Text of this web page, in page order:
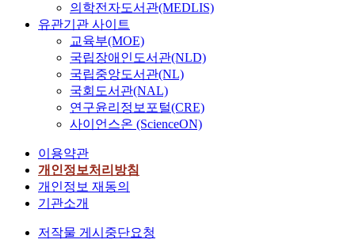
의학전자도서관(MEDLIS)
유관기관 사이트
교육부(MOE)
국립장애인도서관(NLD)
국립중앙도서관(NL)
국회도서관(NAL)
연구윤리정보포털(CRE)
사이언스온 (ScienceON)
이용약관
개인정보처리방침
개인정보 재동의
기관소개
저작물 게시중단요청